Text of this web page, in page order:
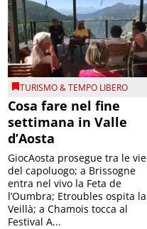
TURISMO & TEMPO LIBERO
Cosa fare nel fine
settimana in Valle
d’Aosta
GiocAosta prosegue tra le vie
del capoluogo; a Brissogne
entra nel vivo la Feta de
l’Oumbra; Etroubles ospita la
Veillà; a Chamois tocca al
Festival A...